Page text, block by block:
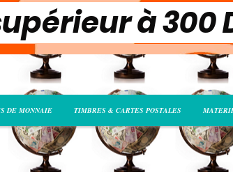
à 300
DE MONNAIE TIMBRES & CARTES POSTALES